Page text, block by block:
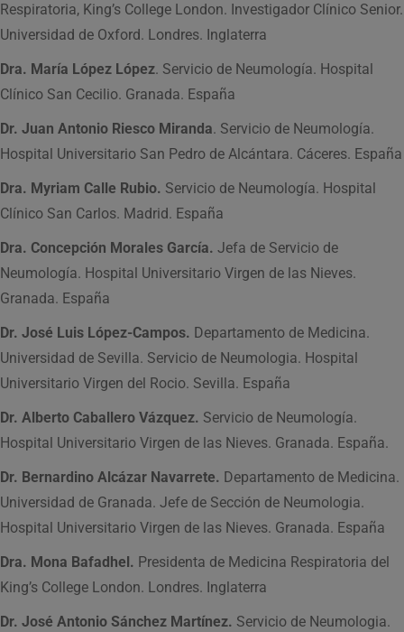
Respiratoria, King’s College London. Investigador Clínico Senior.
Universidad de Oxford. Londres. Inglaterra
Dra. María López López. Servicio de Neumología. Hospital
Clínico San Cecilio. Granada. España
Dr. Juan Antonio Riesco Miranda. Servicio de Neumología.
Hospital Universitario San Pedro de Alcántara. Cáceres. España
Dra. Myriam Calle Rubio. Servicio de Neumología. Hospital
Clínico San Carlos. Madrid. España
Dra. Concepción Morales García. Jefa de Servicio de
Neumología. Hospital Universitario Virgen de las Nieves.
Granada. España
Dr. José Luis López-Campos. Departamento de Medicina.
Universidad de Sevilla. Servicio de Neumologia. Hospital
Universitario Virgen del Rocio. Sevilla. España
Dr. Alberto Caballero Vázquez. Servicio de Neumología.
Hospital Universitario Virgen de las Nieves. Granada. España.
Dr. Bernardino Alcázar Navarrete. Departamento de Medicina.
Universidad de Granada. Jefe de Sección de Neumologia.
Hospital Universitario Virgen de las Nieves. Granada. España
Dra. Mona Bafadhel. Presidenta de Medicina Respiratoria del
King’s College London. Londres. Inglaterra
Dr. José Antonio Sánchez Martínez. Servicio de Neumologia.